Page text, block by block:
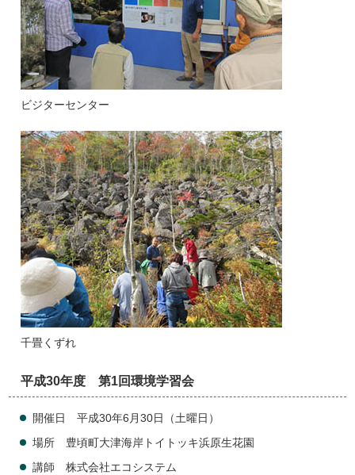
ビジターセンター
千畳くずれ
平成30年度 第1回環境学習会
開催日 平成30年6月30日（土曜日）
場所 豊頃町大津海岸トイトッキ浜原生花園
講師 株式会社エコシステム